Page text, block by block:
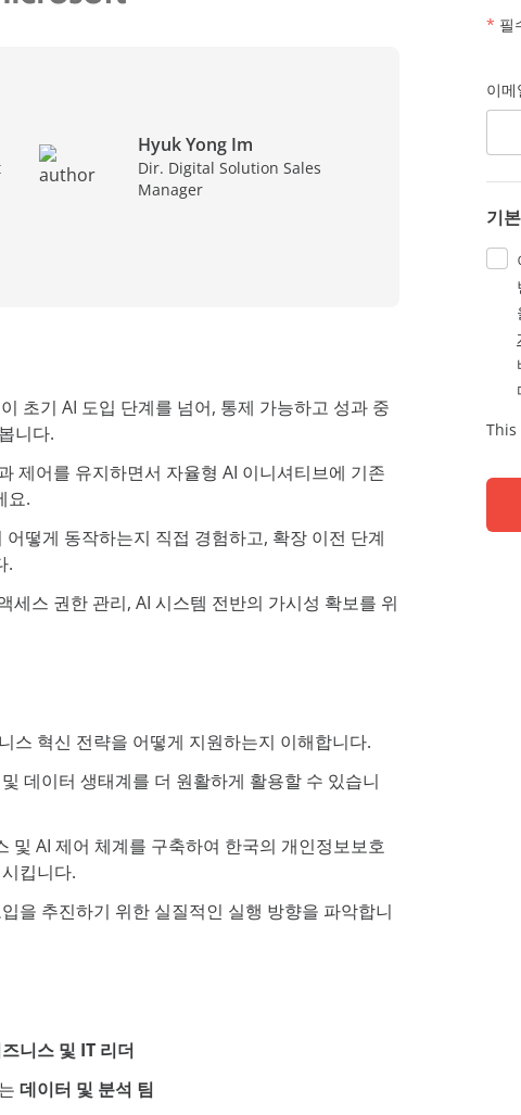
Hyuk Yong Im
Dir. Digital Solution Sales
Manager
초기 AI 도입 단계를 넘어, 통제 가능하고 성과 중
니다.
제어를 유지하면서 자율형 AI 이니셔티브에 기존
요.
떻게 동작하는지 직접 경험하고, 확장 이전 단계
.
세스 권한 관리, AI 시스템 전반의 가시성 확보를 위
스 혁신 전략을 어떻게 지원하는지 이해합니다.
데이터 생태계를 더 원활하게 활용할 수 있습니
및 AI 제어 체계를 구축하여 한국의 개인정보보호
킵니다.
을 추진하기 위한 실질적인 실행 방향을 파악합니
니스 및 IT 리더
데이터 및 분석 팀
* 필
이
기
This